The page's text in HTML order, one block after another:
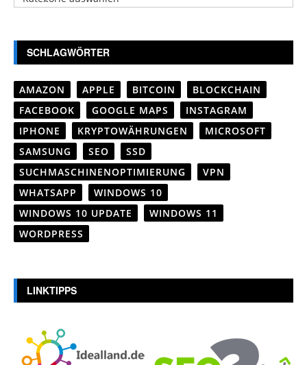
SCHLAGWÖRTER
AMAZON APPLE BITCOIN
BLOCKCHAIN
FACEBOOK
GOOGLE MAPS
INSTAGRAM
IPHONE
KRYPTOWÄHRUNGEN
MICROSOFT
SAMSUNG
SEO
SSD
SUCHMASCHINENOPTIMIERUNG
VPN
WHATSAPP
WINDOWS 10
WINDOWS 10 UPDATE
WINDOWS 11
WORDPRESS
LINKTIPPS